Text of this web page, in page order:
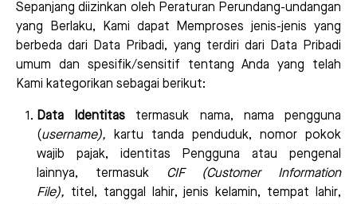
Sepanjang diizinkan oleh Peraturan Perundang-undangan
yang Berlaku, Kami dapat Memproses jenis-jenis yang
berbeda dari Data Pribadi, yang terdiri dari Data Pribadi
umum dan spesifik/sensitif tentang Anda yang telah
Kami kategorikan sebagai berikut:
Data Identitas termasuk nama, nama pengguna
(username), kartu tanda penduduk, nomor pokok
wajib pajak, identitas Pengguna atau pengenal
lainnya, termasuk CIF (Customer Information
File), titel, tanggal lahir, jenis kelamin, tempat lahir,